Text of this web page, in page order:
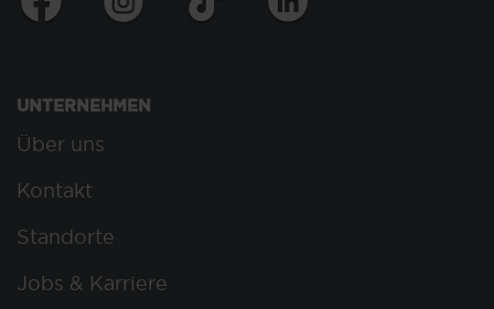
UNTERNEHMEN
Über uns
Kontakt
Standorte
Jobs & Karriere